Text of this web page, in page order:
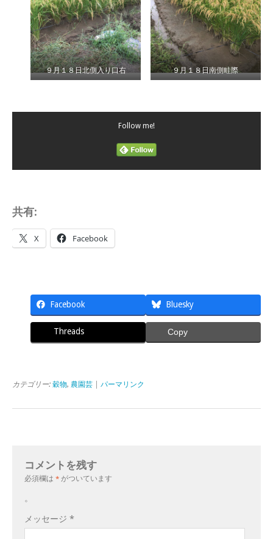
９月１８日北側入り口右 ９月１８日南側畦際
Follow me!
共有:
X Facebook
Facebook Bluesky
Threads Copy
カテゴリー: 穀物, 農園芸 パーマリンク
コメントを残す
必須欄は * がついています
。
メッセージ *